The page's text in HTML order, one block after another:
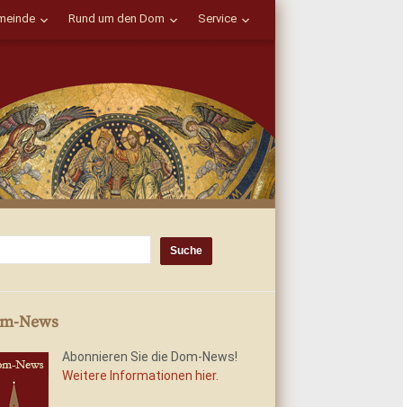
Rund um den Dom Service
News
Abonnieren Sie die Dom-News!
Weitere Informationen hier.